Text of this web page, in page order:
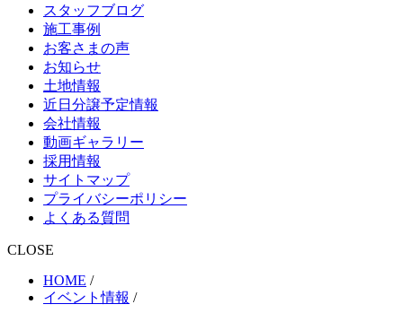
スタッフブログ
施工事例
お客さまの声
お知らせ
土地情報
近日分譲予定情報
会社情報
動画ギャラリー
採用情報
サイトマップ
プライバシーポリシー
よくある質問
CLOSE
HOME /
イベント情報 /